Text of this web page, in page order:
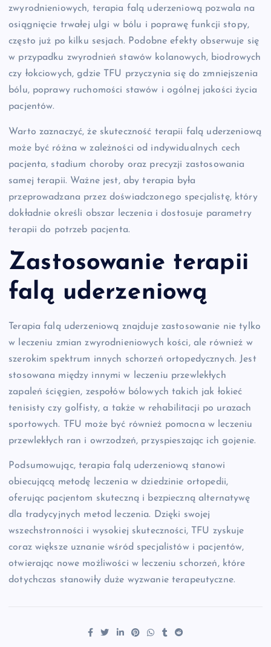
zwyrodnieniowych, terapia falą uderzeniową pozwala na
osiągnięcie trwałej ulgi w bólu i poprawę funkcji stopy,
często już po kilku sesjach. Podobne efekty obserwuje się
w przypadku zwyrodnień stawów kolanowych, biodrowych
czy łokciowych, gdzie TFU przyczynia się do zmniejszenia
bólu, poprawy ruchomości stawów i ogólnej jakości życia
pacjentów.
Warto zaznaczyć, że skuteczność terapii falą uderzeniową
może być różna w zależności od indywidualnych cech
pacjenta, stadium choroby oraz precyzji zastosowania
samej terapii. Ważne jest, aby terapia była
przeprowadzana przez doświadczonego specjalistę, który
dokładnie określi obszar leczenia i dostosuje parametry
terapii do potrzeb pacjenta.
Zastosowanie terapii
falą uderzeniową
Terapia falą uderzeniową znajduje zastosowanie nie tylko
w leczeniu zmian zwyrodnieniowych kości, ale również w
szerokim spektrum innych schorzeń ortopedycznych. Jest
stosowana między innymi w leczeniu przewlekłych
zapaleń ścięgien, zespołów bólowych takich jak łokieć
tenisisty czy golfisty, a także w rehabilitacji po urazach
sportowych. TFU może być również pomocna w leczeniu
przewlekłych ran i owrzodzeń, przyspieszając ich gojenie.
Podsumowując, terapia falą uderzeniową stanowi
obiecującą metodę leczenia w dziedzinie ortopedii,
oferując pacjentom skuteczną i bezpieczną alternatywę
dla tradycyjnych metod leczenia. Dzięki swojej
wszechstronności i wysokiej skuteczności, TFU zyskuje
coraz większe uznanie wśród specjalistów i pacjentów,
otwierając nowe możliwości w leczeniu schorzeń, które
dotychczas stanowiły duże wyzwanie terapeutyczne.